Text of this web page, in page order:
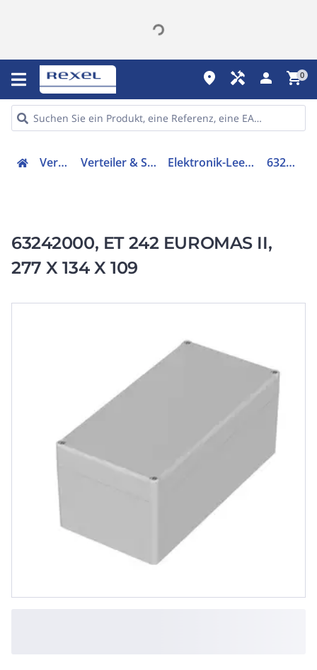
place handyman person shopping_cart0
Verteiler Verteiler & Schränke Elektronik-Leergehäuse 63242000
63242000, ET 242 EUROMAS II,
277 X 134 X 109